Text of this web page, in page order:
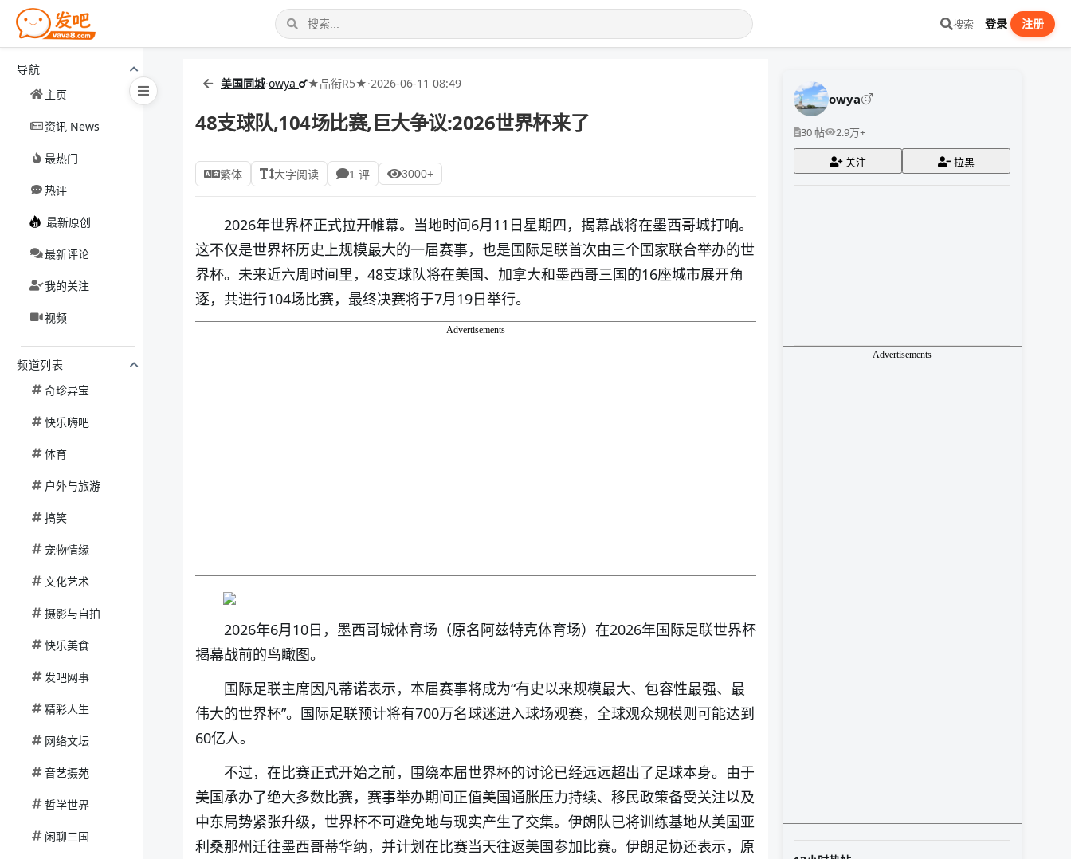
搜索 登录 注册
导航
主页
资讯 News
最热门
热评
最新原创
最新评论
我的关注
视频
频道列表
奇珍异宝
快乐嗨吧
体育
户外与旅游
搞笑
宠物情缘
文化艺术
摄影与自拍
快乐美食
发吧网事
精彩人生
网络文坛
音艺摄苑
哲学世界
闲聊三国
美国同城·owya ★品衔R5★·2026-06-11 08:49
48支球队,104场比赛,巨大争议:2026世界杯来了
繁体 大字阅读 1 评 3000+
2026年世界杯正式拉开帷幕。当地时间6月11日星期四，揭幕战将在墨西哥城打响。
这不仅是世界杯历史上规模最大的一届赛事，也是国际足联首次由三个国家联合举办的世
界杯。未来近六周时间里，48支球队将在美国、加拿大和墨西哥三国的16座城市展开角
逐，共进行104场比赛，最终决赛将于7月19日举行。
Advertisements
2026年6月10日，墨西哥城体育场（原名阿兹特克体育场）在2026年国际足联世界杯
揭幕战前的鸟瞰图。
国际足联主席因凡蒂诺表示，本届赛事将成为“有史以来规模最大、包容性最强、最
伟大的世界杯”。国际足联预计将有700万名球迷进入球场观赛，全球观众规模则可能达到
60亿人。
不过，在比赛正式开始之前，围绕本届世界杯的讨论已经远远超出了足球本身。由于
美国承办了绝大多数比赛，赛事举办期间正值美国通胀压力持续、移民政策备受关注以及
中东局势紧张升级，世界杯不可避免地与现实产生了交集。伊朗队已将训练基地从美国亚
利桑那州迁往墨西哥蒂华纳，并计划在比赛当天往返美国参加比赛。伊朗足协还表示，原
owya
30 帖 2.9万+
关注 拉黑
Advertisements